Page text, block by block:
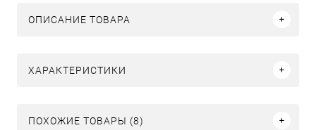
ОПИСАНИЕ ТОВАРА
ХАРАКТЕРИСТИКИ
ПОХОЖИЕ ТОВАРЫ (8)